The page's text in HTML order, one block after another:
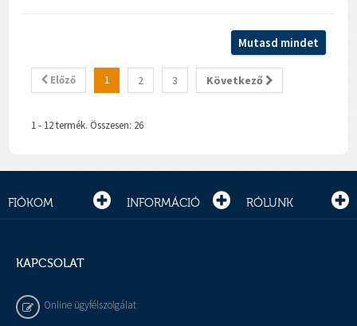
Mutasd mindet
Előző 1 2 3 Következő
1 - 12 termék. Összesen: 26
FIÓKOM INFORMÁCIÓ RÓLUNK
KAPCSOLAT
Online ügyfélszolgálat